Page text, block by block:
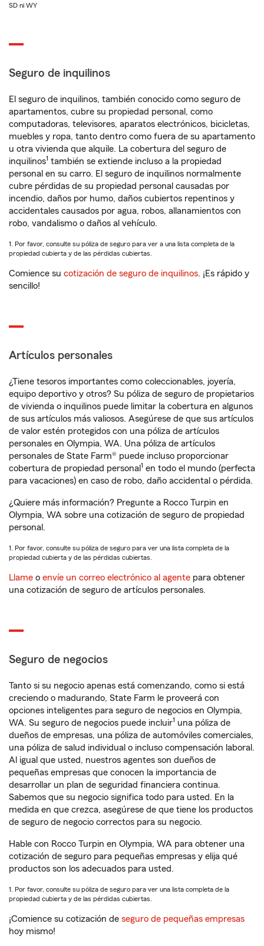
SD ni WY
Seguro de inquilinos
El seguro de inquilinos, también conocido como seguro de
apartamentos, cubre su propiedad personal, como
computadoras, televisores, aparatos electrónicos, bicicletas,
muebles y ropa, tanto dentro como fuera de su apartamento
u otra vivienda que alquile. La cobertura del seguro de
inquilinos1 también se extiende incluso a la propiedad
personal en su carro. El seguro de inquilinos normalmente
cubre pérdidas de su propiedad personal causadas por
incendio, daños por humo, daños cubiertos repentinos y
accidentales causados por agua, robos, allanamientos con
robo, vandalismo o daños al vehículo.
1. Por favor, consulte su póliza de seguro para ver a una lista completa de la
propiedad cubierta y de las pérdidas cubiertas.
Comience su cotización de seguro de inquilinos. ¡Es rápido y
sencillo!
Artículos personales
¿Tiene tesoros importantes como coleccionables, joyería,
equipo deportivo y otros? Su póliza de seguro de propietarios
de vivienda o inquilinos puede limitar la cobertura en algunos
de sus artículos más valiosos. Asegúrese de que sus artículos
de valor estén protegidos con una póliza de artículos
personales en Olympia, WA. Una póliza de artículos
personales de State Farm® puede incluso proporcionar
cobertura de propiedad personal 1 en todo el mundo (perfecta
para vacaciones) en caso de robo, daño accidental o pérdida.
¿Quiere más información? Pregunte a Rocco Turpin en
Olympia, WA sobre una cotización de seguro de propiedad
personal.
1. Por favor, consulte su póliza de seguro para ver una lista completa de la
propiedad cubierta y de las pérdidas cubiertas.
Llame o envíe un correo electrónico al agente para obtener
una cotización de seguro de artículos personales.
Seguro de negocios
Tanto si su negocio apenas está comenzando, como si está
creciendo o madurando, State Farm le proveerá con
opciones inteligentes para seguro de negocios en Olympia,
WA. Su seguro de negocios puede incluir1 una póliza de
dueños de empresas, una póliza de automóviles comerciales,
una póliza de salud individual o incluso compensación laboral.
Al igual que usted, nuestros agentes son dueños de
pequeñas empresas que conocen la importancia de
desarrollar un plan de seguridad financiera continua.
Sabemos que su negocio significa todo para usted. En la
medida en que crezca, asegúrese de que tiene los productos
de seguro de negocio correctos para su negocio.
Hable con Rocco Turpin en Olympia, WA para obtener una
cotización de seguro para pequeñas empresas y elija qué
productos son los adecuados para usted.
1. Por favor, consulte su póliza de seguro para ver una lista completa de la
propiedad cubierta y de las pérdidas cubiertas.
¡Comience su cotización de seguro de pequeñas empresas
hoy mismo!